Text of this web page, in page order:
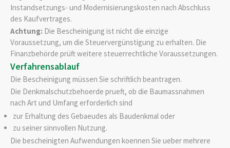
Instandsetzungs- und Modernisierungskosten nach Abschluss
des Kaufvertrages.
Achtung: Die Bescheinigung ist nicht die einzige
Voraussetzung, um die Steuervergünstigung zu erhalten. Die
Finanzbehörde prüft weitere steuerrechtliche Voraussetzungen.
Verfahrensablauf
Die Bescheinigung müssen Sie schriftlich beantragen.
Die Denkmalschutzbehoerde prueft, ob die Baumassnahmen
nach Art und Umfang erforderlich sind
zur Erhaltung des Gebaeudes als Baudenkmal oder
zu seiner sinnvollen Nutzung.
Die bescheinigten Aufwendungen koennen Sie ueber mehrere